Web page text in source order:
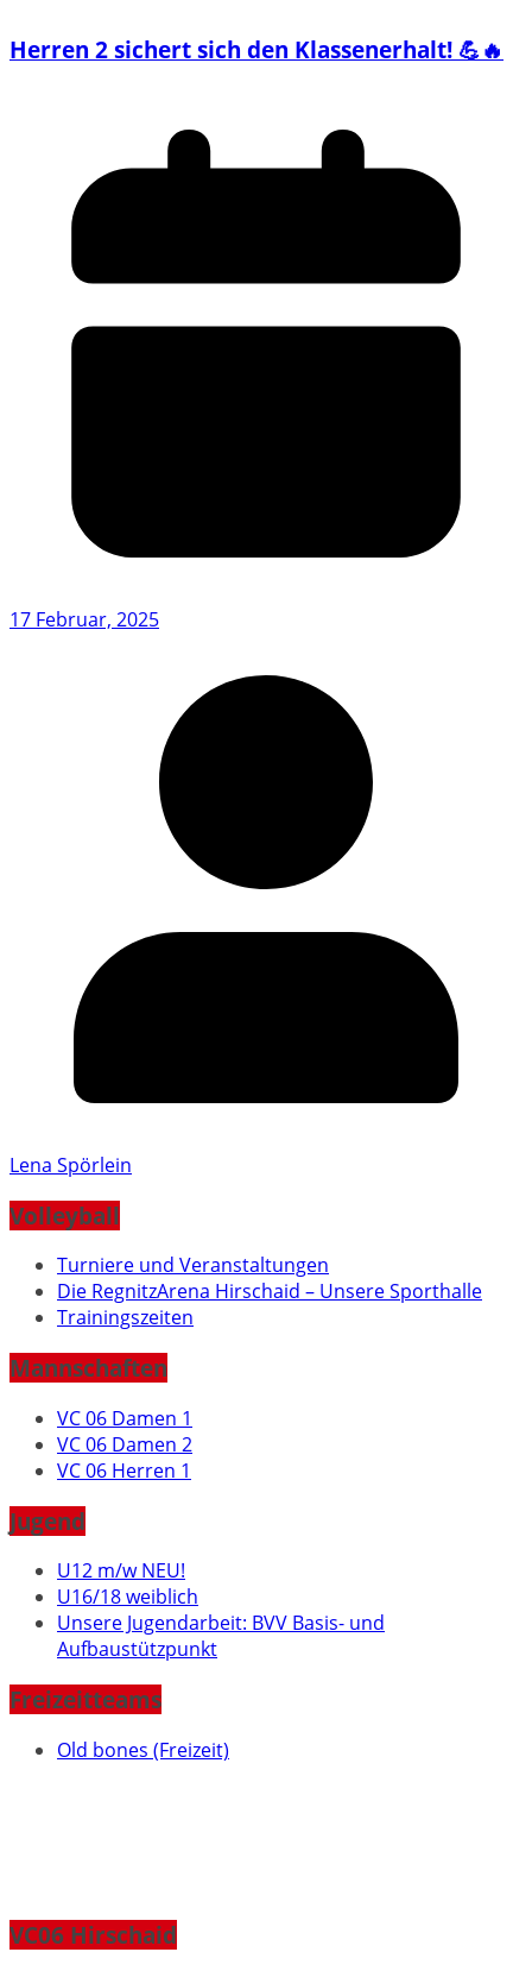
Herren 2 sichert sich den Klassenerhalt! 💪🔥
17 Februar, 2025
Lena Spörlein
Volleyball
Turniere und Veranstaltungen
Die RegnitzArena Hirschaid – Unsere Sporthalle
Trainingszeiten
Mannschaften
VC 06 Damen 1
VC 06 Damen 2
VC 06 Herren 1
Jugend
U12 m/w NEU!
U16/18 weiblich
Unsere Jugendarbeit: BVV Basis- und
Aufbaustützpunkt
Freizeitteams
Old bones (Freizeit)
VC06 Hirschaid